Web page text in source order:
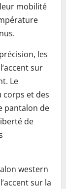
mobilité
les
sur
Le
corps et des
pantalon de
de
western
sur la